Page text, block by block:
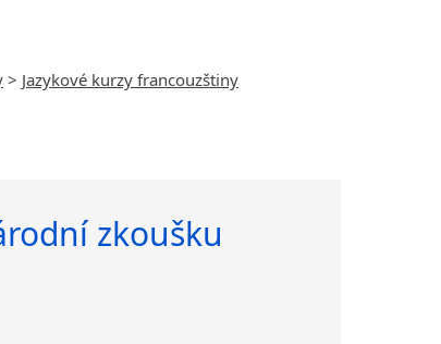
> Jazykové kurzy francouzštiny
zkoušku